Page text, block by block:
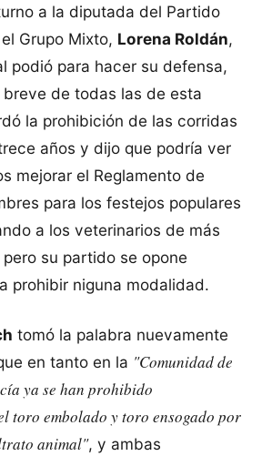
a la diputada del Partido
Grupo Mixto, Lorena Roldán,
podió para hacer su defensa,
de todas las de esta
la prohibición de las corridas
años y dijo que podría ver
mejorar el Reglamento de
para los festejos populares
a los veterinarios de más
su partido se opone
prohibir niguna modalidad.
tomó la palabra nuevamente
en tanto en la "Comunidad de
ya se han prohibido
toro embolado y toro ensogado por
animal", y ambas